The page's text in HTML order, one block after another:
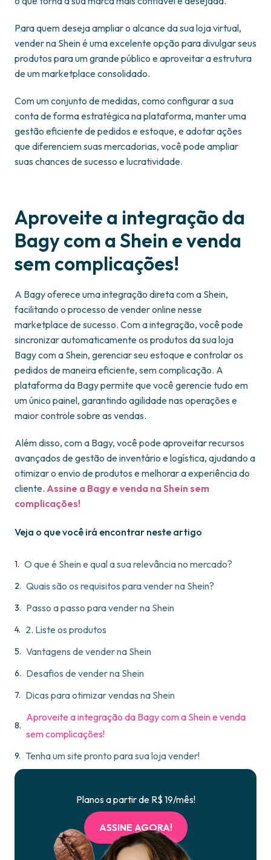
Para quem deseja ampliar o alcance da sua loja virtual,
vender na Shein é uma excelente opção para divulgar seus
produtos para um grande público e aproveitar a estrutura
de um marketplace consolidado.
Com um conjunto de medidas, como configurar a sua
conta de forma estratégica na plataforma, manter uma
gestão eficiente de pedidos e estoque, e adotar ações
que diferenciem suas mercadorias, você pode ampliar
suas chances de sucesso e lucratividade.
Aproveite a integração da
Bagy com a Shein e venda
sem complicações!
A Bagy oferece uma integração direta com a Shein,
facilitando o processo de vender online nesse
marketplace de sucesso. Com a integração, você pode
sincronizar automaticamente os produtos da sua loja
Bagy com a Shein, gerenciar seu estoque e controlar os
pedidos de maneira eficiente, sem complicação. A
plataforma da Bagy permite que você gerencie tudo em
um único painel, garantindo agilidade nas operações e
maior controle sobre as vendas.
Além disso, com a Bagy, você pode aproveitar recursos
avançados de gestão de inventário e logística, ajudando a
otimizar o envio de produtos e melhorar a experiência do
cliente. Assine a Bagy e venda na Shein sem
complicações!
Veja o que você irá encontrar neste artigo
O que é Shein e qual a sua relevância no mercado?
Quais são os requisitos para vender na Shein?
Passo a passo para vender na Shein
2. Liste os produtos
Vantagens de vender na Shein
Desafios de vender na Shein
Dicas para otimizar vendas na Shein
Aproveite a integração da Bagy com a Shein e venda
sem complicações!
Tenha um site pronto para sua loja vender!
Planos a partir de R$ 19/mês!
ASSINE AGORA!